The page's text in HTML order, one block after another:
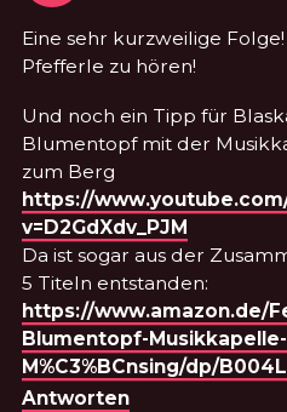
Eine sehr kurzweilige
Pfefferle zu hören!
Und noch ein Tipp für
Blumentopf mit der
zum Berg
https://
v=D2GdXdv_PJM
Da ist sogar aus der
5 Titeln entstanden:
https://www.amazon.de/
Blumentopf-Musikkapelle-
M%C3%BCnsing/dp/
Antworten